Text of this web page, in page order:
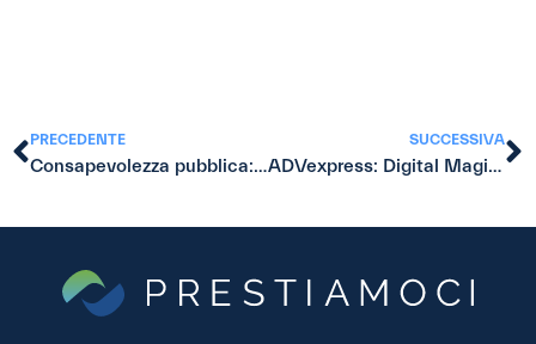
PRECEDENTE
Consapevolezza pubblica: il problema più grande per il P2P Lending
SUCCESSIVA
ADVexpress: Digital Magics e Prestiamoci